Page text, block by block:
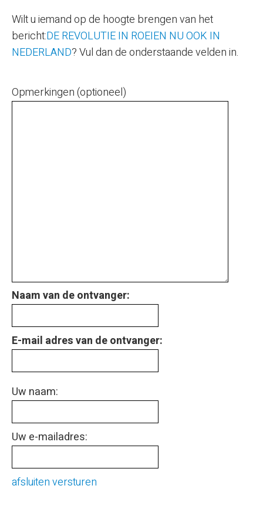
Wilt u iemand op de hoogte brengen van het
bericht:DE REVOLUTIE IN ROEIEN NU OOK IN
NEDERLAND? Vul dan de onderstaande velden in.
Opmerkingen (optioneel)
Naam van de ontvanger:
E-mail adres van de ontvanger:
Uw naam:
Uw e-mailadres:
afsluitenversturen